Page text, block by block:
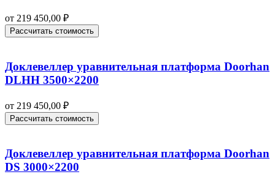
от 219 450,00 ₽
Рассчитать стоимость
Доклевеллер уравнительная платформа Doorhan
DLHH 3500×2200
от 219 450,00 ₽
Рассчитать стоимость
Доклевеллер уравнительная платформа Doorhan
DS 3000×2200